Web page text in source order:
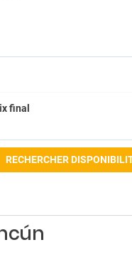
final
RECHERCHER